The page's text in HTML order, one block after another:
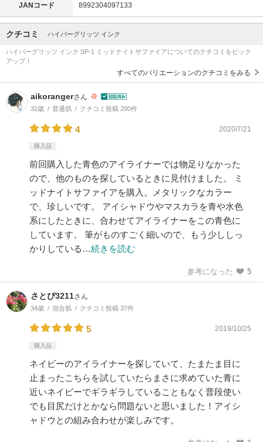
JANコード 8992304097133
クチコミ ハイパーグリッツ インク
ハイパーグリッツ インク SP-1 ミッドナイトサファイアについてのクチコミをピック
アップ！
すべてのバリエーションのクチコミをみる
aikorangerさん
32歳 普通肌 クチコミ投稿 200件
4 2020/7/21
購入品
前回購入した青色のアイライナーでは物足りなかった
ので、他のものを探しているときに見付けました。 ミ
ッドナイトサファイアを購入。メタリックなカラー
で、珍しいです。 アイシャドウやマスカラを青や水色
系にしたときに、合わせてアイライナーをこの青色に
しています。 筆がものすごく細いので、もう少ししっ
かりしている…続きを読む
参考になった 5
さとぴ3211さん
34歳 混合肌 クチコミ投稿 37件
5 2019/10/25
購入品
ネイビーのアイライナーを探していて、たまたま目に
止まったこちらを試していたらまさに求めていた青に
近いネイビーでギラギラしていることもなく普段使い
でも目尻だけとかなら問題ないと思いました！アイシ
ャドウとの組み合わせが楽しみです。